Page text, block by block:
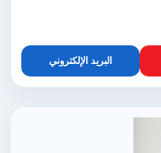
البريد الإلكتروني